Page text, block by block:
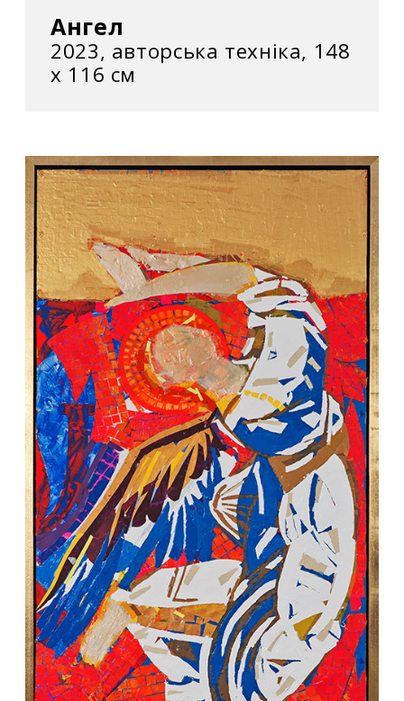
Ангел
2023, авторська техніка, 148
х 116 см